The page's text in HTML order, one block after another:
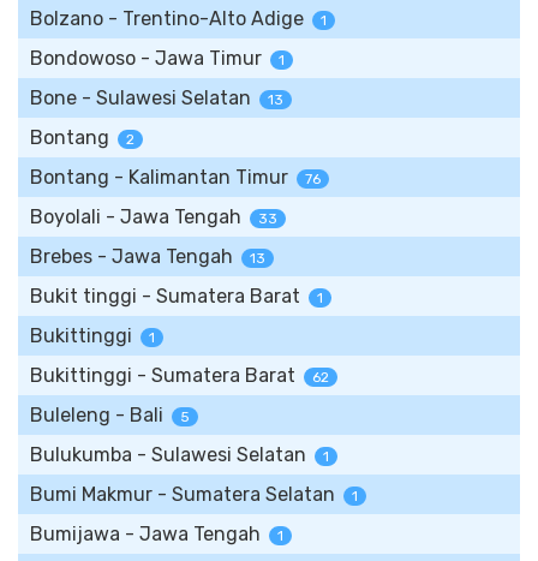
Bolzano - Trentino-Alto Adige 1
Bondowoso - Jawa Timur 1
Bone - Sulawesi Selatan 13
Bontang 2
Bontang - Kalimantan Timur 76
Boyolali - Jawa Tengah 33
Brebes - Jawa Tengah 13
Bukit tinggi - Sumatera Barat 1
Bukittinggi 1
Bukittinggi - Sumatera Barat 62
Buleleng - Bali 5
Bulukumba - Sulawesi Selatan 1
Bumi Makmur - Sumatera Selatan 1
Bumijawa - Jawa Tengah 1